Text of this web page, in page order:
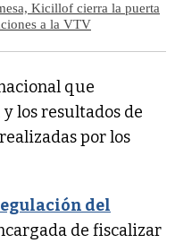
Kicillof cierra la puerta
a la VTV
que
y los resultados de
por los
del
de fiscalizar